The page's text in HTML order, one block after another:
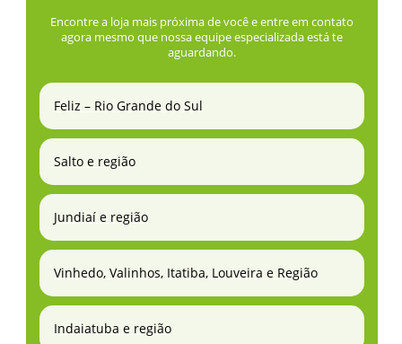
Encontre a loja mais próxima de você e entre em contato
agora mesmo que nossa equipe especializada está te
aguardando.
Feliz – Rio Grande do Sul
Salto e região
Jundiaí e região
Vinhedo, Valinhos, Itatiba, Louveira e Região
Indaiatuba e região